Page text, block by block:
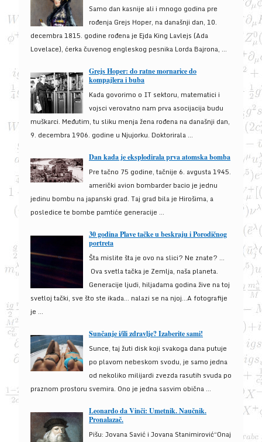
Samo dan kasnije ali i mnogo godina pre
rođenja Grejs Hoper, na današnji dan, 10.
decembra 1815. godine rođena je Ejda King Lavlejs (Ada
Lovelace), ćerka čuvenog engleskog pesnika Lorda Bajrona, ...
Grejs Hoper: do ratne mornarice do
kompajlera i buba
Kada govorimo o IT sektoru, matematici i
vojsci verovatno nam prva asocijacija budu
muškarci. Međutim, tu sliku menja žena rođena na današnji dan,
9. decembra 1906. godine u Njujorku. Doktorirala ...
Dan kada je eksplodirala prva atomska bomba
Pre tačno 75 godine, tačnije 6. avgusta 1945.
američki avion bombarder bacio je jednu
jedinu bombu na japanski grad. Taj grad bila je Hirošima, a
posledice te bombe pamtiće generacije ...
30 godina Plave tačke u beskraju i Porodičnog
portreta
Šta mislite šta je ovo na slici? Ne znate? …
Ova svetla tačka je Zemlja, naša planeta.
Generacije ljudi, hiljadama godina žive na toj
svetloj tački, sve što ste ikada… nalazi se na njoj…A fotografije
je ...
Sunčanje i/ili zdravlje? Izaberite sami!
Sunce, taj žuti disk koji svakoga dana putuje
po plavom nebeskom svodu, je samo jedna
od nekoliko milijardi zvezda rasutih svuda po
praznom prostoru svemira. Ono je jedna sasvim obična ...
Leonardo da Vinči: Umetnik. Naučnik.
Pronalazač.
Pišu: Jovana Savić i Jovana Stanimirović“Onaj